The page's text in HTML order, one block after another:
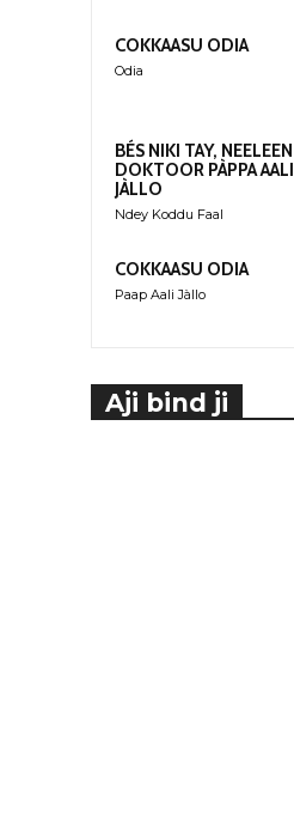
COKKAASU ODIA
Odia
BÉS NIKI TAY, NEELEEN
DOKTOOR PÀPPA AALI
JÀLLO
Ndey Koddu Faal
COKKAASU ODIA
Paap Aali Jàllo
Aji bind ji